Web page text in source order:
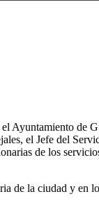
Ayuntamiento de
el Jefe del
de los
de la ciudad y en